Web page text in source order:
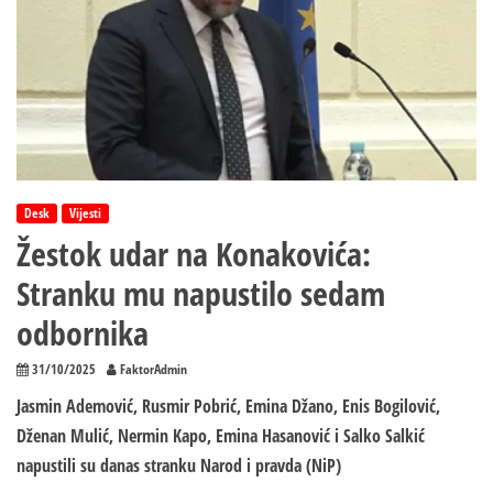
Desk Vijesti
Žestok udar na Konakovića:
Stranku mu napustilo sedam
odbornika
31/10/2025 FaktorAdmin
Jasmin Ademović, Rusmir Pobrić, Emina Džano, Enis Bogilović,
Dženan Mulić, Nermin Kapo, Emina Hasanović i Salko Salkić
napustili su danas stranku Narod i pravda (NiP)